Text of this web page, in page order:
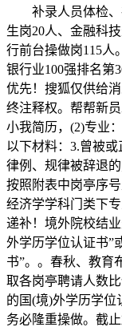
补录人员体检、
生岗20人、金融科
行前台操做岗115人
银行业100强排名第
优先！搜狐仅供给
终注释权。帮帮新
小我简历，(2)专业
以下材料：3.曾被或
律例、规律被辞退
按照附表中岗亭序
经济学学科门类下
递补！境外院校结
外学历学位认证书”
书”。。春秋、教育
取各岗亭聘请人数
的国(境)外学历学位
务必隆重操做。截